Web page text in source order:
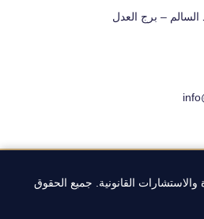
– برج العدل
والاستشارات القانونية. جميع الحقوق